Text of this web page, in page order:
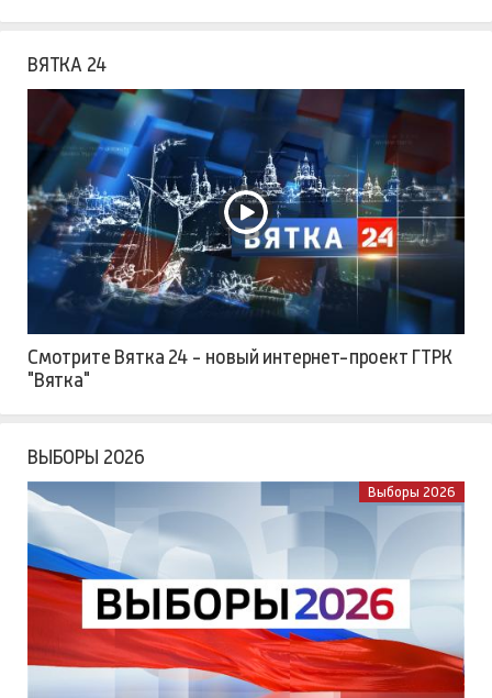
ВЯТКА 24
Смотрите Вятка 24 - новый интернет-проект ГТРК
"Вятка"
ВЫБОРЫ 2026
Выборы 2026